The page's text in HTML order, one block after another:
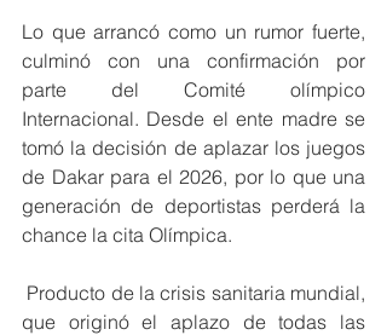
Lo que arrancó como un rumor fuerte,
culminó con una confirmación por
parte del Comité olímpico
Internacional. Desde el ente madre se
tomó la decisión de aplazar los juegos
de Dakar para el 2026, por lo que una
generación de deportistas perderá la
chance la cita Olímpica.
que originó el aplazo de todas las